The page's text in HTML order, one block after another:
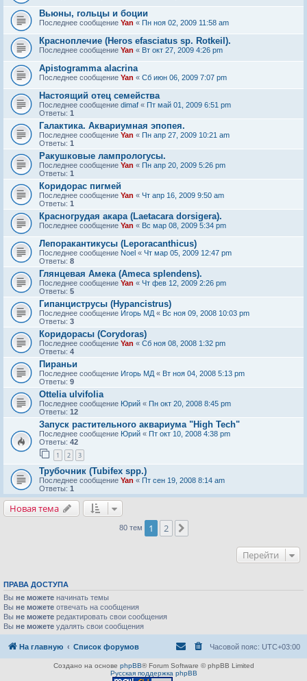
Вьюны, гольцы и боции
Последнее сообщение Yan « Пн ноя 02, 2009 11:58 am
Красноплечие (Heros efasciatus sp. Rotkeil).
Последнее сообщение Yan « Вт окт 27, 2009 4:26 pm
Apistogramma alacrina
Последнее сообщение Yan « Сб июн 06, 2009 7:07 pm
Настоящий отец семейства
Последнее сообщение dimaf « Пт май 01, 2009 6:51 pm
Ответы: 1
Галактика. Аквариумная эпопея.
Последнее сообщение Yan « Пн апр 27, 2009 10:21 am
Ответы: 1
Ракушковые лампрологусы.
Последнее сообщение Yan « Пн апр 20, 2009 5:26 pm
Ответы: 1
Коридорас пигмей
Последнее сообщение Yan « Чт апр 16, 2009 9:50 am
Ответы: 1
Красногрудая акара (Laetacara dorsigera).
Последнее сообщение Yan « Вс мар 08, 2009 5:34 pm
Лепоракантикусы (Leporacanthicus)
Последнее сообщение Noel « Чт мар 05, 2009 12:47 pm
Ответы: 8
Глянцевая Амека (Ameca splendens).
Последнее сообщение Yan « Чт фев 12, 2009 2:26 pm
Ответы: 5
Гипанциструсы (Hypancistrus)
Последнее сообщение Игорь МД « Вс ноя 09, 2008 10:03 pm
Ответы: 3
Коридорасы (Corydoras)
Последнее сообщение Yan « Сб ноя 08, 2008 1:32 pm
Ответы: 4
Пираньи
Последнее сообщение Игорь МД « Вт ноя 04, 2008 5:13 pm
Ответы: 9
Ottelia ulvifolia
Последнее сообщение Юрий « Пн окт 20, 2008 8:45 pm
Ответы: 12
Запуск растительного аквариума "High Tech"
Последнее сообщение Юрий « Пт окт 10, 2008 4:38 pm
Ответы: 42
1 2 3
Трубочник (Tubifex spp.)
Последнее сообщение Yan « Пт сен 19, 2008 8:14 am
Ответы: 1
Новая тема
80 тем 1 2
Перейти
ПРАВА ДОСТУПА
Вы не можете начинать темы
Вы не можете отвечать на сообщения
Вы не можете редактировать свои сообщения
Вы не можете удалять свои сообщения
На главную Список форумов Часовой пояс: UTC+03:00
Создано на основе phpBB® Forum Software © phpBB Limited
Русская поддержка phpBB